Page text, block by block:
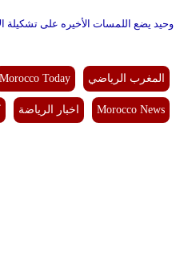
وحيد يضع اللمسات الأخيره على تشكيلة
المغرب الرياضي Morocco Today
Morocco News اخبار الرياضة